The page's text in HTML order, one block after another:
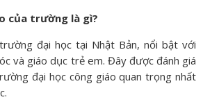
của trường là gì?
đại học tại Nhật Bản, nổi bật với
và giáo dục trẻ em. Đây được đánh giá
đại học công giáo quan trọng nhất